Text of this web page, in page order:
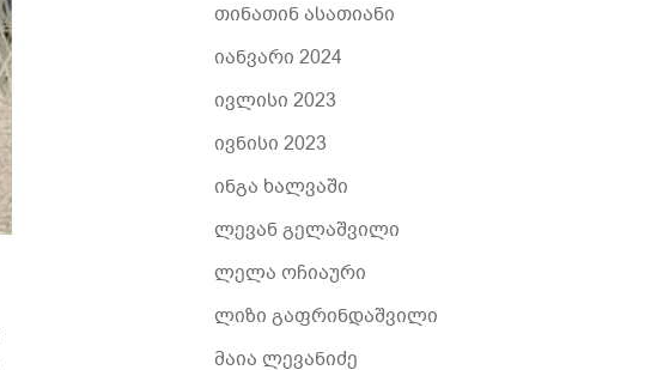
თინათინ ასათიანი
იანვარი 2024
ივლისი 2023
ივნისი 2023
ინგა ხალვაში
ლევან გელაშვილი
ლელა ოჩიაური
ლიზი გაფრინდაშვილი
მაია ლევანიძე